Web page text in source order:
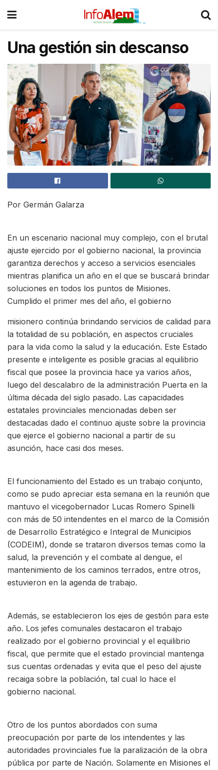
Una gestión sin descanso
Por Germán Galarza
En un escenario nacional muy complejo, con el brutal
ajuste ejercido por el gobierno nacional, la provincia
garantiza derechos y acceso a servicios esenciales
mientras planifica un año en el que se buscará brindar
soluciones en todos los puntos de Misiones.
Cumplido el primer mes del año, el gobierno
misionero continúa brindando servicios de calidad para
la totalidad de su población, en aspectos cruciales
para la vida como la salud y la educación. Este Estado
presente e inteligente es posible gracias al equilibrio
fiscal que posee la provincia hace ya varios años,
luego del descalabro de la administración Puerta en la
última década del siglo pasado. Las capacidades
estatales provinciales mencionadas deben ser
destacadas dado el continuo ajuste sobre la provincia
que ejerce el gobierno nacional a partir de su
asunción, hace casi dos meses.
El funcionamiento del Estado es un trabajo conjunto,
como se pudo apreciar esta semana en la reunión que
mantuvo el vicegobernador Lucas Romero Spinelli
con más de 50 intendentes en el marco de la Comisión
de Desarrollo Estratégico e Integral de Municipios
(CODEIM), donde se trataron diversos temas como la
salud, la prevención y el combate al dengue, el
mantenimiento de los caminos terrados, entre otros,
estuvieron en la agenda de trabajo.
Además, se establecieron los ejes de gestión para este
año. Los jefes comunales destacaron el trabajo
realizado por el gobierno provincial y el equilibrio
fiscal, que permite que el estado provincial mantenga
sus cuentas ordenadas y evita que el peso del ajuste
recaiga sobre la población, tal cual lo hace el
gobierno nacional.
Otro de los puntos abordados con suma
preocupación por parte de los intendentes y las
autoridades provinciales fue la paralización de la obra
pública por parte de Nación. Solamente en Misiones el